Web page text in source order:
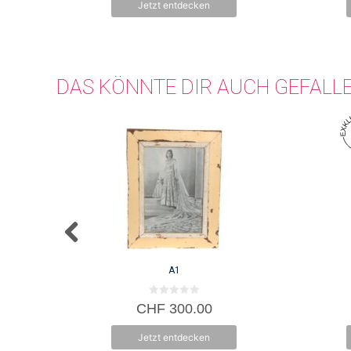
5
Jetzt entdecken
DAS KÖNNTE DIR AUCH
A1
0
v
5
CHF300.00
Jetzt entdecken